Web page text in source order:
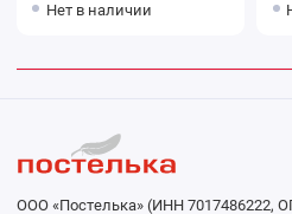
Нет в наличии
ООО «Постелька» (ИНН 7017486222,